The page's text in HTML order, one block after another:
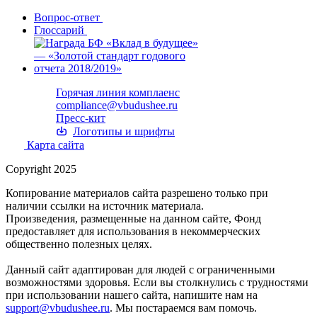
Вопрос-ответ
Глоссарий
Горячая линия комплаенс
compliance@vbudushee.ru
Пресс-кит
Логотипы и шрифты
Карта сайта
Copyright 2025
Копирование материалов сайта разрешено только при
наличии ссылки на источник материала.
Произведения, размещенные на данном сайте, Фонд
предоставляет для использования в некоммерческих
общественно полезных целях.
Данный сайт адаптирован для людей с ограниченными
возможностями здоровья. Если вы столкнулись с трудностями
при использовании нашего сайта, напишите нам на
support@vbudushee.ru. Мы постараемся вам помочь.